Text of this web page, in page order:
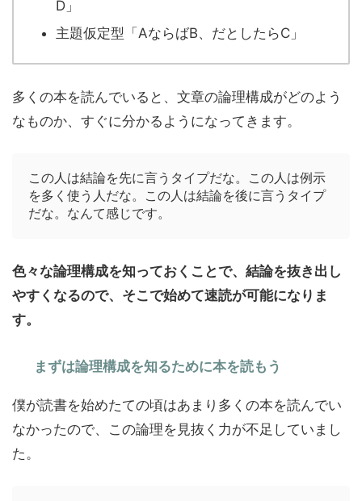
D」
主題仮定型「AならばB、だとしたらC」
多くの本を読んでいると、文章の論理構成がどのよう
なものか、すぐに分かるようになってきます。
この人は結論を先に言うタイプだな。この人は例示
を多く使う人だな。この人は結論を後に言うタイプ
だな。なんて感じです。
色々な論理構成を知っておくことで、結論を抜き出し
やすくなるので、そこで始めて速読が可能になりま
す。
まずは論理構成を知るために本を読もう
僕が読書を始めたての頃はあまり多くの本を読んでい
なかったので、この論理を見抜く力が不足していまし
た。